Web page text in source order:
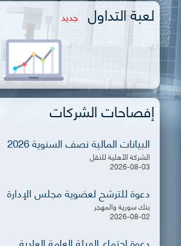
لعبة التداول جديد
إفصاحات الشركات
البيانات المالية نصف السنوية 2026
الشركة الأهلية للنقل
2026-08-03
دعوة للترشح لعضوية مجلس الإدارة
بنك سورية والمهجر
2026-08-02